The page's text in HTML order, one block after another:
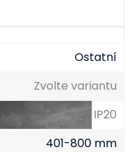
Ostatní
Zvolte variantu
IP20
401-800 mm